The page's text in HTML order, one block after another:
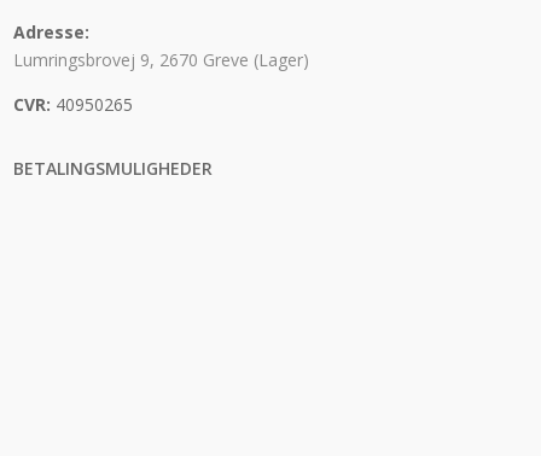
Adresse:
Lumringsbrovej 9, 2670 Greve (Lager)
CVR: 40950265
BETALINGSMULIGHEDER